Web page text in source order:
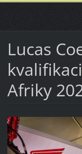
Lucas
Afriky